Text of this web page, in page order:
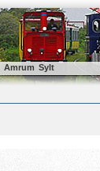
Amrum Sylt